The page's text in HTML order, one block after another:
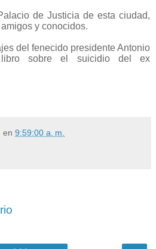
de Justicia de esta ciudad,
y conocidos.
del fenecido presidente Antonio
libro sobre el suicidio del ex
en 9:59:00 a. m.